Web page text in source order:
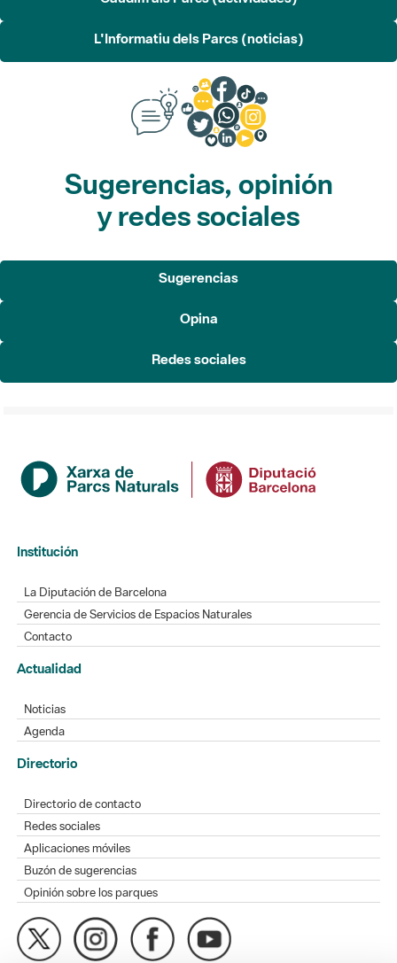
L'Informatiu dels Parcs (noticias)
Sugerencias, opinión
y redes sociales
Sugerencias
Opina
Redes sociales
Institución
La Diputación de Barcelona
Gerencia de Servicios de Espacios Naturales
Contacto
Actualidad
Noticias
Agenda
Directorio
Directorio de contacto
Redes sociales
Aplicaciones móviles
Buzón de sugerencias
Opinión sobre los parques